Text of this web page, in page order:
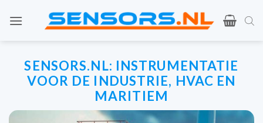
naar
SENSORS.NL: INSTRUMENTATIE
VOOR DE INDUSTRIE, HVAC EN
MARITIEM